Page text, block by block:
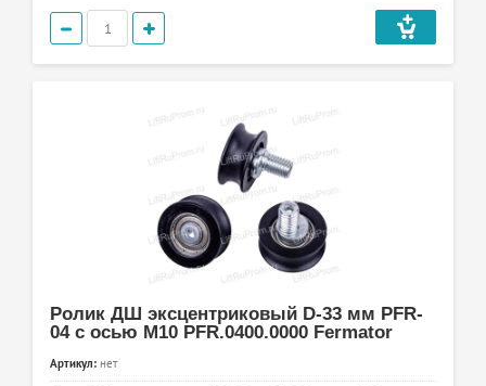
Ролик ДШ эксцентриковый D-33 мм PFR-
04 с осью М10 PFR.0400.0000 Fermator
Артикул: нет